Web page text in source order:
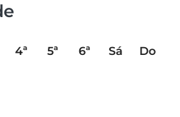
4ª 5ª 6ª Sá
Do